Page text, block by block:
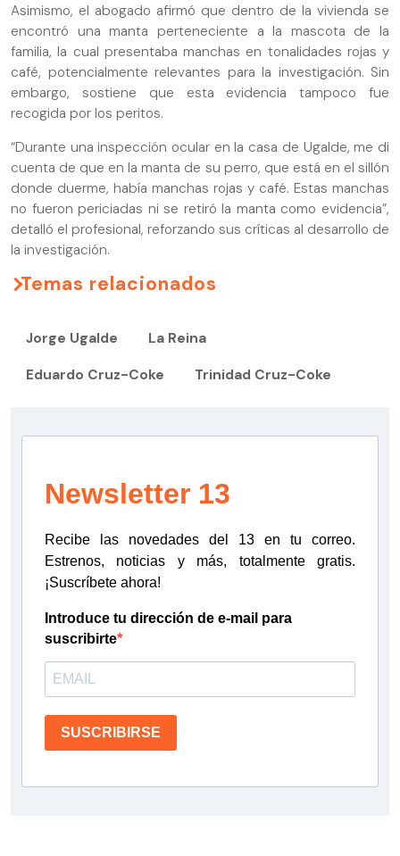
Asimismo, el abogado afirmó que dentro de la vivienda se
encontró una manta perteneciente a la mascota de la
familia, la cual presentaba manchas en tonalidades rojas y
café, potencialmente relevantes para la investigación. Sin
embargo, sostiene que esta evidencia tampoco fue
recogida por los peritos.
“Durante una inspección ocular en la casa de Ugalde, me di
cuenta de que en la manta de su perro, que está en el sillón
donde duerme, había manchas rojas y café. Estas manchas
no fueron periciadas ni se retiró la manta como evidencia”,
detalló el profesional, reforzando sus críticas al desarrollo de
la investigación.
Temas relacionados
Jorge Ugalde La Reina
Eduardo Cruz-Coke Trinidad Cruz-Coke
Newsletter 13
Recibe las novedades del 13 en tu correo.
Estrenos, noticias y más, totalmente gratis.
¡Suscríbete ahora!
Introduce tu dirección de e-mail para
suscribirte
SUSCRIBIRSE